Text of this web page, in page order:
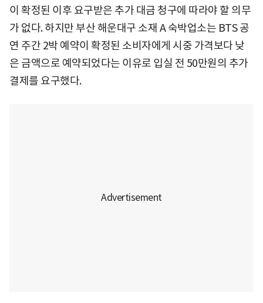
이 확정된 이후 요구받은 추가 대금 청구에 따라야 할 의무
가 없다. 하지만 부산 해운대구 소재 A 숙박업소는 BTS 공
연 주간 2박 예약이 확정된 소비자에게 시중 가격보다 낮
은 금액으로 예약되었다는 이유로 입실 전 50만원의 추가
결제를 요구했다.